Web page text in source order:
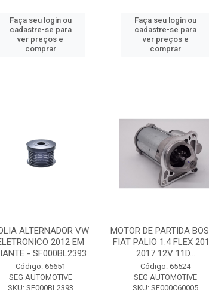
Faça seu login ou
cadastre-se para
ver preços e
comprar
Faça seu login ou
cadastre-se para
ver preços e
comprar
ALTERNADOR VW
2012 EM
- SF000BL2393
Código: 65651
SEG AUTOMOTIVE
SKU: SF000BL2393
MOTOR DE PARTIDA
FIAT PALIO 1.4 FLEX
2017 12V 11D...
Código: 65524
SEG AUTOMOTIVE
SKU: SF000C60005